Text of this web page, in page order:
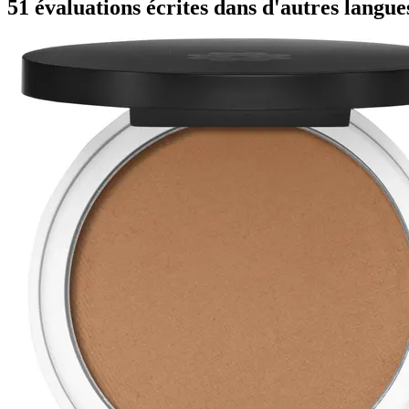
51 évaluations écrites dans d'autres